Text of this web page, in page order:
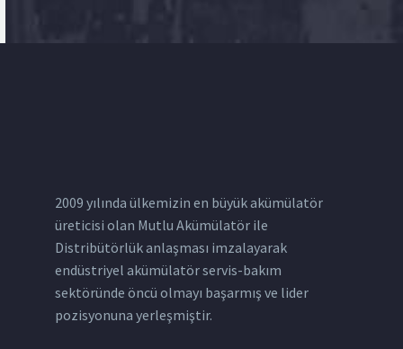
2009 yılında ülkemizin en büyük akümülatör
üreticisi olan Mutlu Akümülatör ile
Distribütörlük anlaşması imzalayarak
endüstriyel akümülatör servis-bakım
sektöründe öncü olmayı başarmış ve lider
pozisyonuna yerleşmiştir.